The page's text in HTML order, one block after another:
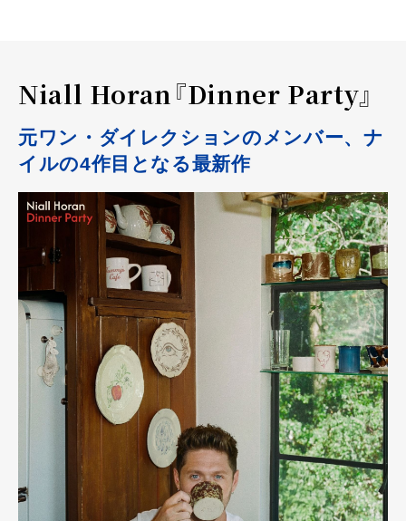
Niall Horan『Dinner Party』
元ワン・ダイレクションのメンバー、ナ
イルの4作目となる最新作